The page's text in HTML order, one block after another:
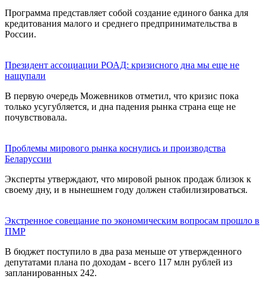
Программа представляет собой создание единого банка для
кредитования малого и среднего предпринимательства в
России.
Президент ассоциации РОАД: кризисного дна мы еще не
нащупали
В первую очередь Можевников отметил, что кризис пока
только усугубляется, и дна падения рынка страна еще не
почувствовала.
Проблемы мирового рынка коснулись и производства
Беларуссии
Эксперты утверждают, что мировой рынок продаж близок к
своему дну, и в нынешнем году должен стабилизироваться.
Экстренное совещание по экономическим вопросам прошло в
ПМР
В бюджет поступило в два раза меньше от утвержденного
депутатами плана по доходам - всего 117 млн рублей из
запланированных 242.